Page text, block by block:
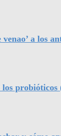
venao’ a los